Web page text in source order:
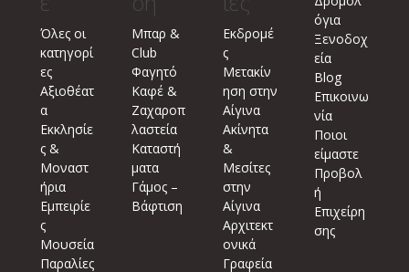
Όλες οι
κατηγορί
ες
Αξιοθέατ
α
Εκκλησίε
ς &
Μοναστ
ήρια
Εμπειρίε
ς
Μουσεία
Παραλίες
Μπαρ &
Club
Φαγητό
Καφέ &
Ζαχαροπ
λαστεία
Καταστή
ματα
Γάμος –
Βάφτιση
Εκδρομέ
ς
Μετακίν
ηση στην
Αίγινα
Ακίνητα
&
Μεσίτες
στην
Αίγινα
Αρχιτεκτ
ονικά
Γραφεία
όγια
Ξενοδοχ
εία
Blog
Επικοινω
νία
Ποιοι
είμαστε
Προβολ
ή
Επιχείρη
σης